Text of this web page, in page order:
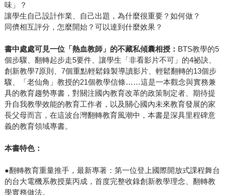
味」？
讓學生自己設計作業、自己出題，為什麼很重要？如何做？
同儕相互評分，怎麼開始？可以達到什麼效果？
書中處處可見一位「熱血教師」的不藏私傾囊相授： BTS教學的5
個步驟、翻轉起步走5要件、讓學生「非看影片不可」的4祕訣、
創新教學7原則、7個重點輕鬆錄製導讀影片、輕鬆翻轉的13個步
驟、「老仙角」教授的21個教學信條……這是一本觀念與實務兼
具的教育趨勢專書，對關注國內教育改革的政策制定者、期待提
升自我教學效能的教育工作者，以及關心國內未來教育發展的家
長父母而言，在這波台灣翻轉教育風潮中，本書是深具里程碑意
義的教育領域專書。
本書特色：
●翻轉教育重量推手，最新專著：第一位登上國際開放式課程舞台
的台大電機系教授葉丙成，首度完整收錄創新教學理念、翻轉教
學實務做法。